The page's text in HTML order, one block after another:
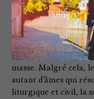
l’identité sonore des
Quasimodo
jour pour essayer »
régression des
compréhension de
masse. Malgré cela,
autant d’âmes qui
liturgique et civil, la